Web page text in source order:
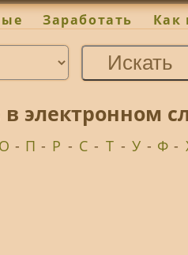
Заработать Как
электронном
О - П - Р - С - Т - У - Ф -